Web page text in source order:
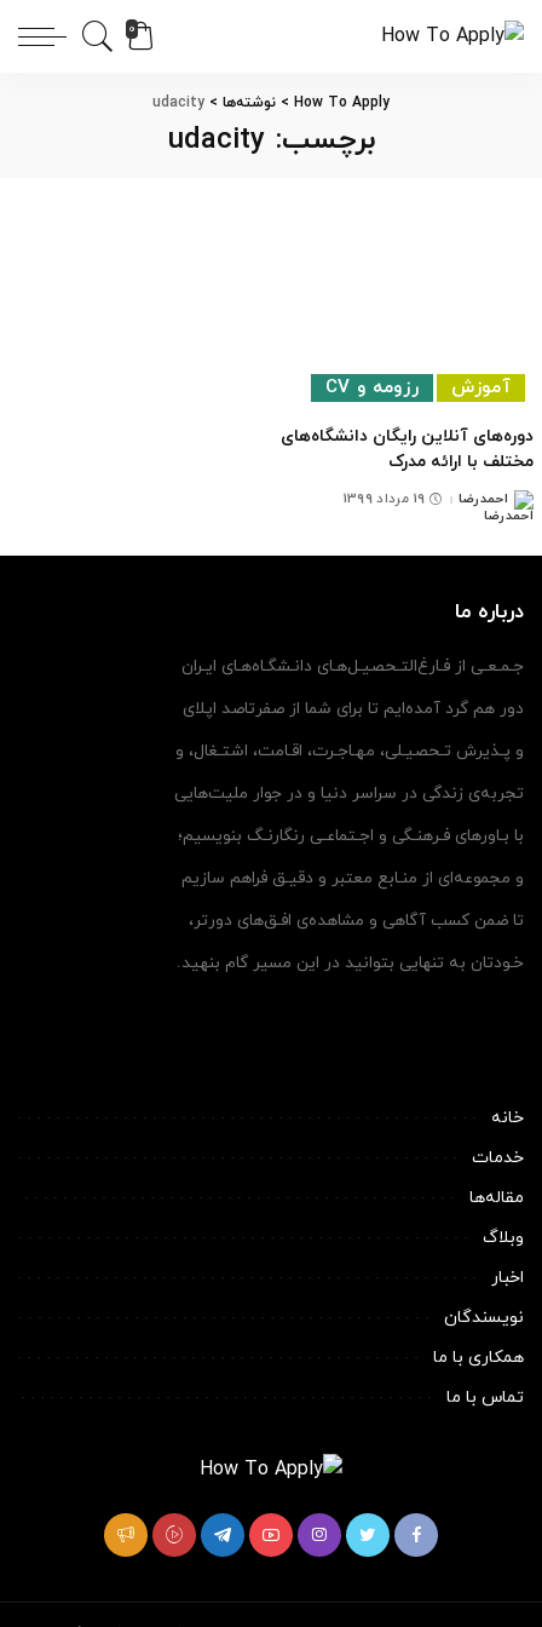
0
How To Apply
> نوشته‌ها >
udacity
برچسب:udacity
آموزش رزومه و CV
دوره‌های آنلاین رایگان دانشگاه‌های
مختلف با ارائه مدرک
ارسال
شده
توسط
احمدرضا 19 مرداد 1399
درباره ما
جـمـعـی از فـارغ‌التـحصیـل‌هـای دانـشگـاه‌هـای ایـران
دور هم گرد آمده‌ایم تا برای شما از صفرتاصد اپلای
و پـذیرش تـحصیـلی، مهـاجـرت، اقـامت، اشتـغال، و
تجربه‌ی زندگی در سراسر دنیا و در جوار ملیت‌هایی
با بـاورهای فـرهنـگی و اجـتماعـی رنگارنـگ بنویسیم؛
و مجموعه‌ای از منـابع معتبر و دقیـق فراهم سازیم
تا ضمن کسب آگاهی و مشاهده‌ی افـق‌های دورتر،
خـودتان به تنهایی بتوانید در این مسیر گام بنهید.
خانه
خدمات
مقاله‌ها
وبلاگ
اخبار
نویسندگان
همکاری با ما
تماس با ما